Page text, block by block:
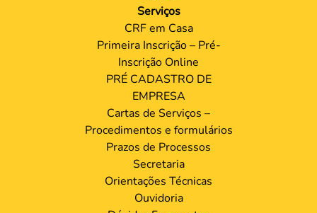
Serviços
CRF em Casa
Primeira Inscrição – Pré-
Inscrição Online
PRÉ CADASTRO DE
EMPRESA
Cartas de Serviços –
Procedimentos e formulários
Prazos de Processos
Secretaria
Orientações Técnicas
Ouvidoria